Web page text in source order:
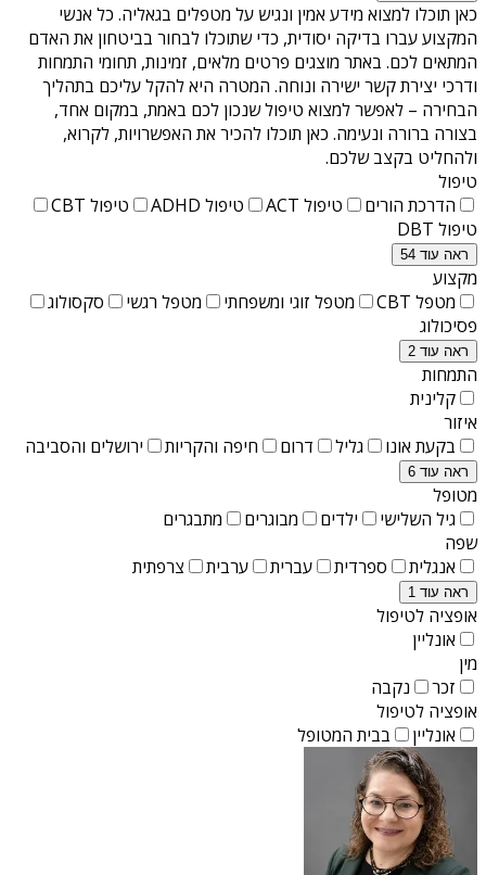
כאן תוכלו למצוא מידע אמין ונגיש על מטפלים בגאליה. כל אנשי
המקצוע עברו בדיקה יסודית, כדי שתוכלו לבחור בביטחון את האדם
המתאים לכם. באתר מוצגים פרטים מלאים, זמינות, תחומי התמחות
ודרכי יצירת קשר ישירה ונוחה. המטרה היא להקל עליכם בתהליך
הבחירה – לאפשר למצוא טיפול שנכון לכם באמת, במקום אחד,
בצורה ברורה ונעימה. כאן תוכלו להכיר את האפשרויות, לקרוא,
ולהחליט בקצב שלכם.
טיפול
הדרכת הורים
טיפול ACT טיפול ADHD
טיפול CBT
טיפול DBT
ראה עוד 54
מקצוע
מטפל CBT
מטפל זוגי ומשפחתי מטפל רגשי
סקסולוג
פסיכולוג
ראה עוד 2
התמחות
קלינית
איזור
בקעת אונו
גליל דרום חיפה והקריות ירושלים והסביבה
ראה עוד 6
מטופל
גיל השלישי
ילדים מבוגרים
מתבגרים
שפה
אנגלית
ספרדית עברית ערבית צרפתית
ראה עוד 1
אופציה לטיפול
אונליין
מין
זכר
נקבה
אופציה לטיפול
אונליין
בבית המטופל